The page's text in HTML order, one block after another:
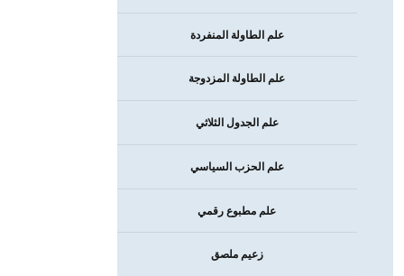
علم الطاولة المنفردة
علم الطاولة المزدوجة
علم الجدول الثلاثي
علم الحزب السياسي
علم مطبوع رقمي
زعيم ملصق